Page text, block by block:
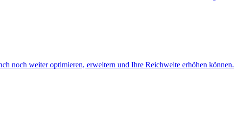
noch weiter optimieren, erweitern und Ihre Reichweite erhöhen können.